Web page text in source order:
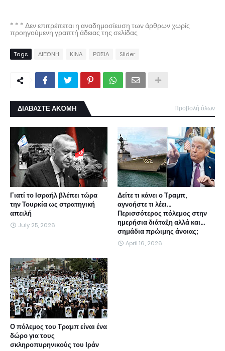
* * * Δεν επιτρέπεται η αναδημοσίευση των άρθρων χωρίς
προηγούμενη γραπτή άδειας της σελίδας
Tags ΔΙΕΘΝΗ ΚΙΝΑ ΡΩΣΙΑ Slider
ΔΙΑΒΑΣΤΕ ΑΚΌΜΗ Προβολή όλων
Γιατί το Ισραήλ βλέπει τώρα
την Τουρκία ως στρατηγική
απειλή
July 25, 2026
Δείτε τι κάνει ο Τραμπ,
αγνοήστε τι λέει...
Περισσότερος πόλεμος στην
ημερήσια διάταξη αλλά και...
σημάδια πρώιμης άνοιας;
April 16, 2026
Ο πόλεμος του Τραμπ είναι ένα
δώρο για τους
σκληροπυρηνικούς του Ιράν